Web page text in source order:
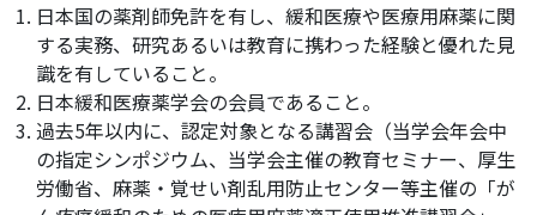
日本国の薬剤師免許を有し、緩和医療や医療用麻薬に関
する実務、研究あるいは教育に携わった経験と優れた見
識を有していること。
日本緩和医療薬学会の会員であること。
過去5年以内に、認定対象となる講習会（当学会年会中
の指定シンポジウム、当学会主催の教育セミナー、厚生
労働省、麻薬・覚せい剤乱用防止センター等主催の「が